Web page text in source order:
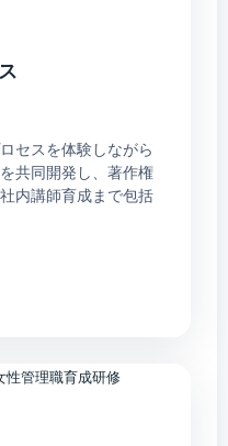
セスを体験しながら
共同開発し、著作権
内講師育成まで包括